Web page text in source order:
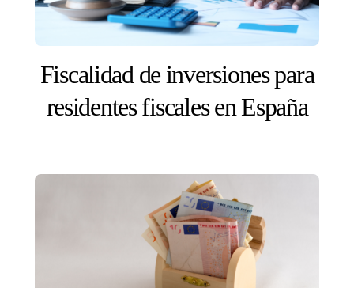
Fiscalidad de inversiones para
residentes fiscales en España